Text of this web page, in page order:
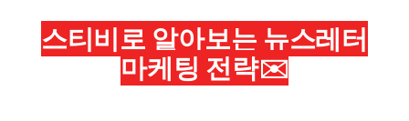
스티비로 알아보는 뉴스레터
마케팅 전략✉️